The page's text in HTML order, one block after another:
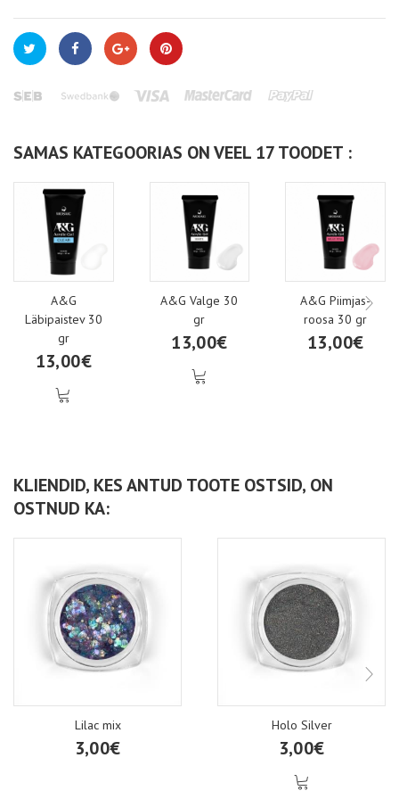
SAMAS KATEGOORIAS ON VEEL 17 TOODET :
A&G
Läbipaistev 30
gr
13,00€
A&G Valge 30
gr
13,00€
A&G Piimjas-
roosa 30 gr
13,00€
KLIENDID, KES ANTUD TOOTE OSTSID, ON
OSTNUD KA:
Lilac mix
3,00€
Holo Silver
3,00€